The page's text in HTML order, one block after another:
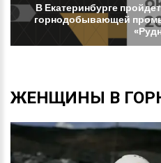
В Екатеринбурге пройдет
горнодобывающей
ЖЕНЩИНЫ В